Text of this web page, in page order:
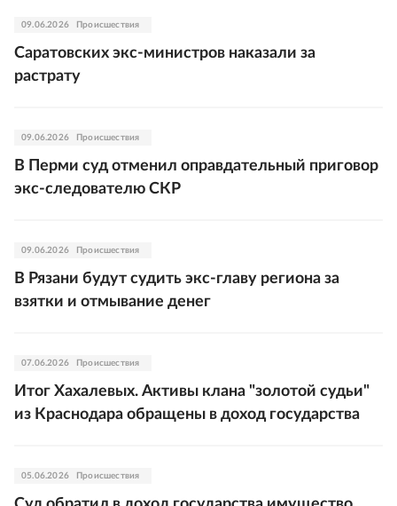
09.06.2026 Происшествия
Саратовских экс-министров наказали за
растрату
09.06.2026 Происшествия
В Перми суд отменил оправдательный приговор
экс-следователю СКР
09.06.2026 Происшествия
В Рязани будут судить экс-главу региона за
взятки и отмывание денег
07.06.2026 Происшествия
Итог Хахалевых. Активы клана "золотой судьи"
из Краснодара обращены в доход государства
05.06.2026 Происшествия